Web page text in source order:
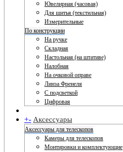
Ювелирная (часовая)
Для шитья (текстильная)
Измерительные
По конструкции
На ручке
Складная
Настольная (на штативе)
Налобная
На очковой оправе
Линза Френеля
С подсветкой
Цифровая
+- Аксессуары
Аксессуары для телескопов
Камеры для телескопов
Монтировки и комплектующие